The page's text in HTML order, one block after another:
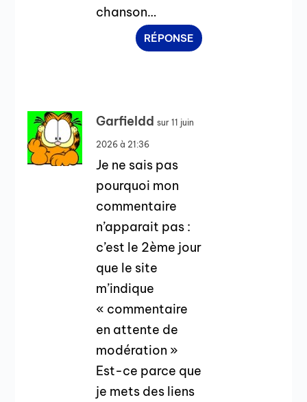
chanson…
RÉPONSE
Garfieldd sur 11 juin
2026 à 21:36
Je ne sais pas
pourquoi mon
commentaire
n’apparait pas :
c’est le 2ème jour
que le site
m’indique
« commentaire
en attente de
modération »
Est-ce parce que
je mets des liens